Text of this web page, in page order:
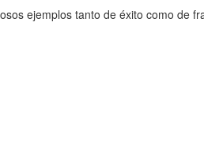
ejemplos tanto de éxito como de